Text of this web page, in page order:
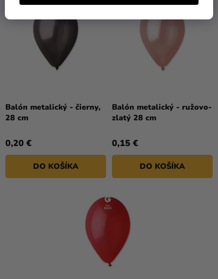
Balón metalický - čierny,
28 cm
0,20 €
DO KOŠÍKA
Balón metalický - ružovo-
zlatý 28 cm
0,15 €
DO KOŠÍKA